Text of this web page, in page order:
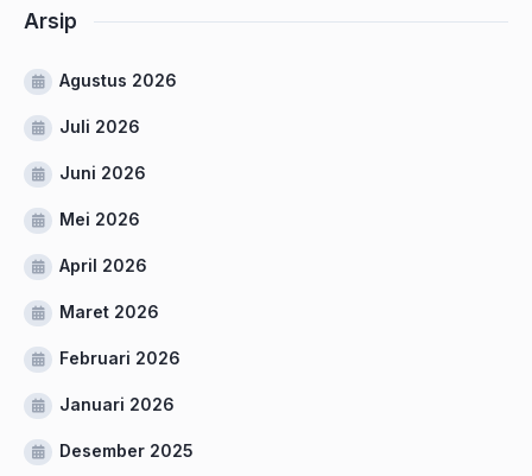
Arsip
Agustus 2026
Juli 2026
Juni 2026
Mei 2026
April 2026
Maret 2026
Februari 2026
Januari 2026
Desember 2025